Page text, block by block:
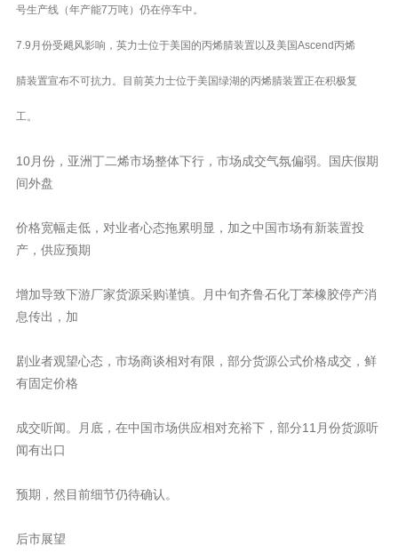
号生产线（年产能7万吨）仍在停车中。
7.9月份受飓风影响，英力士位于美国的丙烯腈装置以及美国Ascend丙烯
腈装置宣布不可抗力。目前英力士位于美国绿湖的丙烯腈装置正在积极复
工。
10月份，亚洲丁二烯市场整体下行，市场成交气氛偏弱。国庆假期
间外盘
价格宽幅走低，对业者心态拖累明显，加之中国市场有新装置投
产，供应预期
增加导致下游厂家货源采购谨慎。月中旬齐鲁石化丁苯橡胶停产消
息传出，加
剧业者观望心态，市场商谈相对有限，部分货源公式价格成交，鲜
有固定价格
成交听闻。月底，在中国市场供应相对充裕下，部分11月份货源听
闻有出口
预期，然目前细节仍待确认。
后市展望